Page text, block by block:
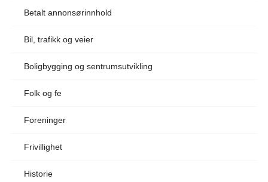
Betalt annonsørinnhold
Bil, trafikk og veier
Boligbygging og sentrumsutvikling
Folk og fe
Foreninger
Frivillighet
Historie